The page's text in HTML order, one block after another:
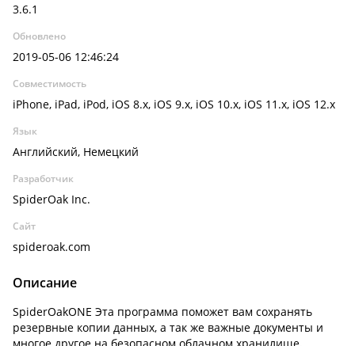
3.6.1
Обновлено
2019-05-06 12:46:24
Совместимость
iPhone, iPad, iPod, iOS 8.x, iOS 9.x, iOS 10.x, iOS 11.x, iOS 12.x
Язык
Английский, Немецкий
Разработчик
SpiderOak Inc.
Сайт
spideroak.com
Описание
SpiderOakONE Эта программа поможет вам сохранять
резервные копии данных, а так же важные документы и